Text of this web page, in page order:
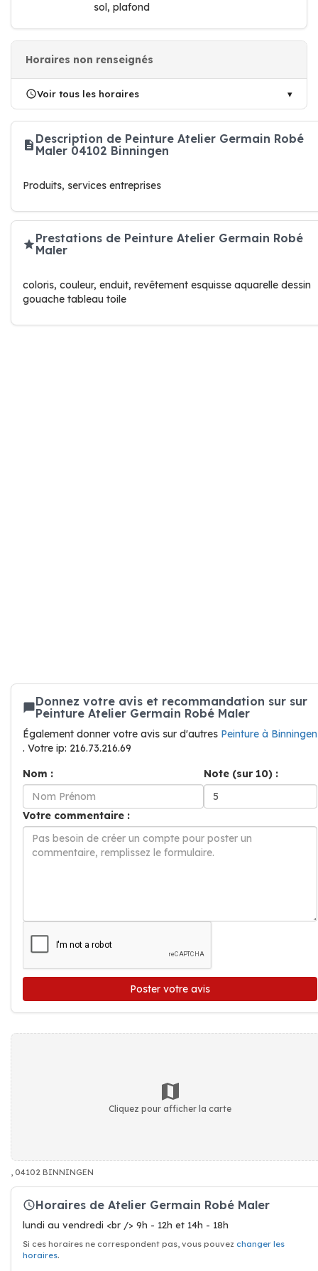
sol, plafond
Horaires non renseignés
Voir tous les horaires
Description de Peinture Atelier Germain Robé
Maler 04102 Binningen
Produits, services entreprises
Prestations de Peinture Atelier Germain Robé
Maler
coloris, couleur, enduit, revêtement esquisse aquarelle dessin
gouache tableau toile
Donnez votre avis et recommandation sur sur
Peinture Atelier Germain Robé Maler
Également donner votre avis sur d'autres Peinture à Binningen
. Votre ip: 216.73.216.69
Nom :
Note (sur 10) :
Votre commentaire :
Poster votre avis
Cliquez pour afficher la carte
, 04102 BINNINGEN
Horaires de Atelier Germain Robé Maler
lundi au vendredi <br /> 9h - 12h et 14h - 18h
Si ces horaires ne correspondent pas, vous pouvez changer les
horaires.